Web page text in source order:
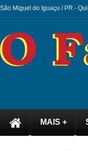
São Miguel do Iguaçu / PR -
MAIS +